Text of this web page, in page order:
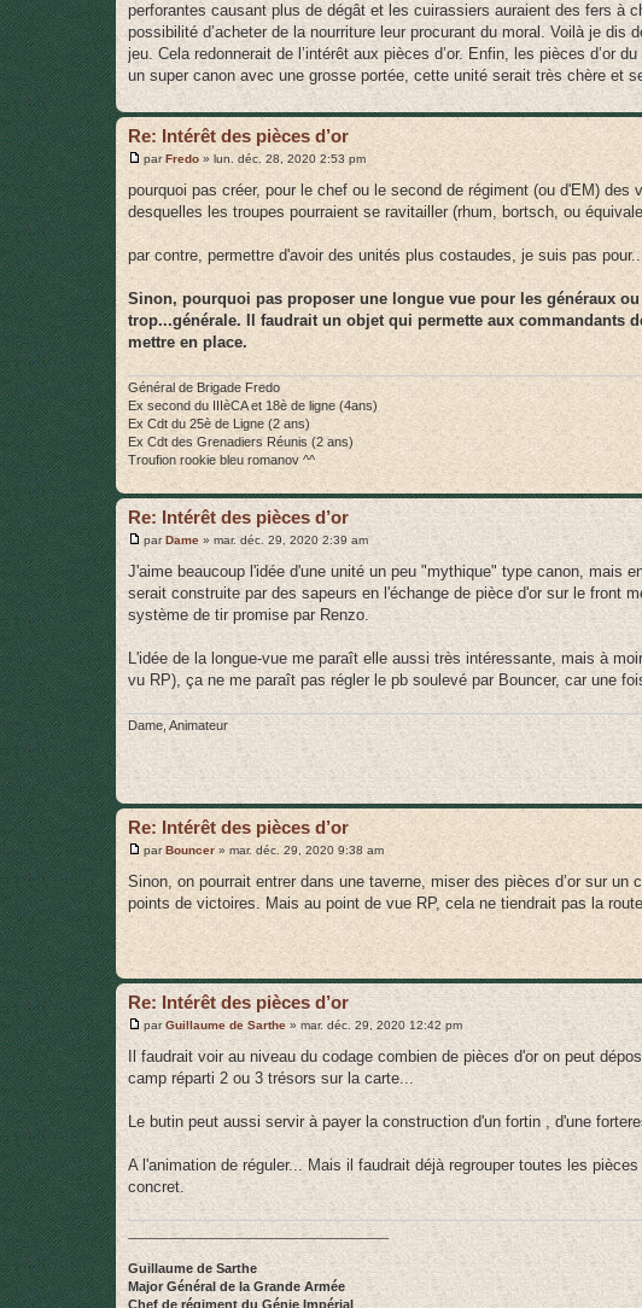
g
perforantes causant plus de dégât et les cuirassiers auraient des fers à
possibilité d’acheter de la nourriture leur procurant du moral. Voilà je dis
jeu. Cela redonnerait de l’intérêt aux pièces d’or. Enfin, les pièces d’or
un super canon avec une grosse portée, cette unité serait très chère et
Re: Intérêt des pièces d’or
M
s
a
parFredo » lun. déc. 28, 2020 2:53 pm
pourquoi pas créer, pour le chef ou le second de régiment (ou d'EM)
desquelles les troupes pourraient se ravitailler (rhum, bortsch, ou
par contre, permettre d'avoir des unités plus costaudes, je suis pas
Sinon, pourquoi pas proposer une longue vue pour les généraux
trop...générale. Il faudrait un objet qui permette aux commandants
mettre en place.
Général de Brigade Fredo
Ex second du IIIèCA et 18è de ligne (4ans)
Ex Cdt du 25è de Ligne (2 ans)
Ex Cdt des Grenadiers Réunis (2 ans)
Troufion rookie bleu romanov ^^
Re: Intérêt des pièces d’or
M
s
a
g
e
parDame » mar. déc. 29, 2020 2:39 am
J'aime beaucoup l'idée d'une unité un peu "mythique" type canon, mais
serait construite par des sapeurs en l'échange de pièce d'or sur le front
système de tir promise par Renzo.
L'idée de la longue-vue me paraît elle aussi très intéressante, mais à
vu RP), ça ne me paraît pas régler le pb soulevé par Bouncer, car une
Dame, Animateur
Re: Intérêt des pièces d’or
M
s
a
parBouncer» mar. déc. 29, 2020 9:38 am
Sinon, on pourrait entrer dans une taverne, miser des pièces d’or sur
points de victoires. Mais au point de vue RP, cela ne tiendrait pas la
Re: Intérêt des pièces d’or
M
s
a
e
parGuillaume de Sarthe » mar. déc. 29, 2020 12:42 pm
Il faudrait voir au niveau du codage combien de pièces d'or on peut
camp réparti 2 ou 3 trésors sur la carte...
Le butin peut aussi servir à payer la construction d'un fortin , d'une
A l'animation de réguler... Mais il faudrait déjà regrouper toutes les
concret.
____________________________________
Guillaume de Sarthe
Major Général de la Grande Armée
Chef de régiment du Génie Impérial